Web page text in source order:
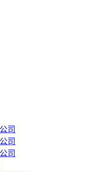
司
司
司